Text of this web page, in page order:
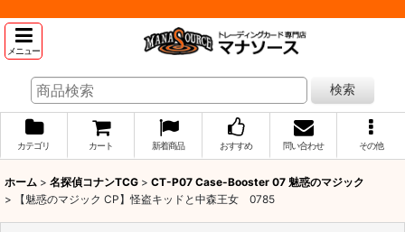
メニュー
検索
カテゴリ カート 新着商品 おすすめ 問い合わせ その他
ホーム > 名探偵コナンTCG > CT-P07 Case-Booster 07 魅惑のマジック
>
【魅惑のマジック CP】怪盗キッドと中森王女 0785